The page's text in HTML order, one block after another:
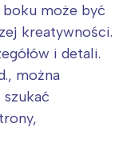
boku może być
kreatywności.
i detali.
można